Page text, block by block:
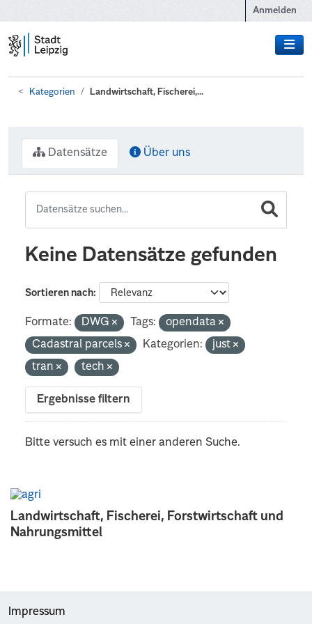
Anmelden
Kategorien Landwirtschaft, Fischerei,...
Landwirtschaft, Fischerei, Forstwirtschaft und
Nahrungsmittel
Datensätze Über uns
Keine Datensätze gefunden
Sortieren nach
Formate: DWG Tags:
opendata
Cadastral parcels
Kategorien:
just
tran
tech
Ergebnisse filtern
Bitte versuch es mit einer anderen Suche.
Impressum